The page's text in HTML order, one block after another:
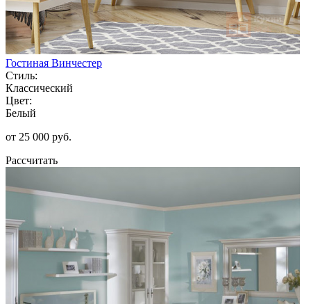
Гостиная Винчестер
Стиль:
Классический
Цвет:
Белый
от 25 000 руб.
Рассчитать